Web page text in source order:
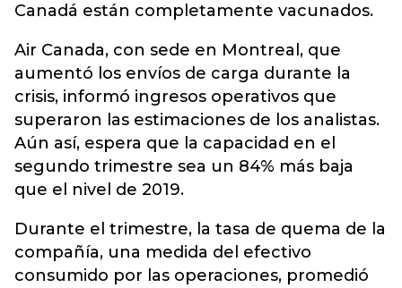
Canadá están completamente vacunados.
Air Canada, con sede en Montreal, que
aumentó los envíos de carga durante la
crisis, informó ingresos operativos que
superaron las estimaciones de los analistas.
Aún así, espera que la capacidad en el
segundo trimestre sea un 84% más baja
que el nivel de 2019.
Durante el trimestre, la tasa de quema de la
compañía, una medida del efectivo
consumido por las operaciones, promedió